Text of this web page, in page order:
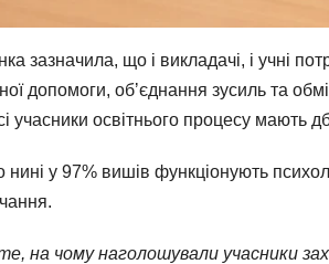
зазначила, що і викладачі, і учні
допомоги, обʼєднання зусиль та
учасники освітнього процесу мають
у 97% вишів функціонують
на чому наголошували учасники